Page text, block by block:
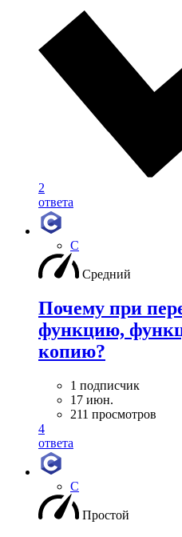
2
ответа
C
Средний
Почему при
функцию,
копию?
1 подписчик
17 июн.
211 просмотров
4
ответа
C
Простой